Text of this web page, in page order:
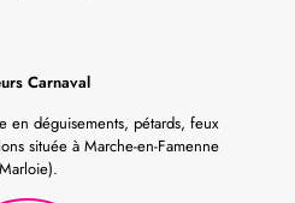
Carnaval
en déguisements, pétards, feux
située à Marche-en-Famenne